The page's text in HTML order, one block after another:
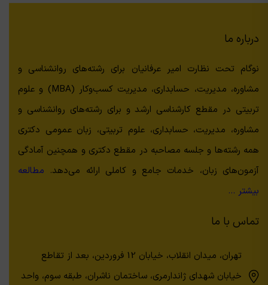
درباره ما
نوگام تحت نظارت امیر عرفانیان برای رشته‌های روانشناسی و
مشاوره، مدیریت، حسابداری، مدیریت کسب‌وکار (MBA) و علوم
تربیتی در مقطع کارشناسی ارشد و برای رشته‌های روانشناسی و
مشاوره، مدیریت، حسابداری، علوم تربیتی، زبان عمومی دکتری
همه رشته‌ها و جلسه مصاحبه در مقطع دکتری و همچنین آمادگی
آزمون‌های زبان، خدمات جامع و کاملی ارائه می‌دهد. مطالعه
بیشتر …
تماس با ما
تهران، میدان انقلاب، خیابان 12 فروردین، بعد از تقاطع
خیابان شهدای ژاندارمری، ساختمان ناشران، طبقه سوم، واحد